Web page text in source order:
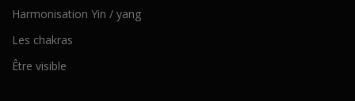
Harmonisation Yin / yang
Les chakras
Être visible